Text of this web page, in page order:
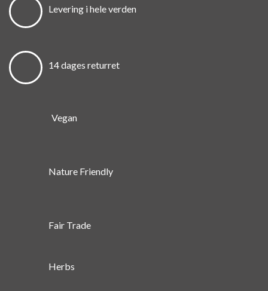
Levering i hele verden
14 dages returret
Vegan
Nature Friendly
Fair Trade
Herbs